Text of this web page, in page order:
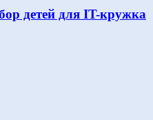
детей для IT-кружка